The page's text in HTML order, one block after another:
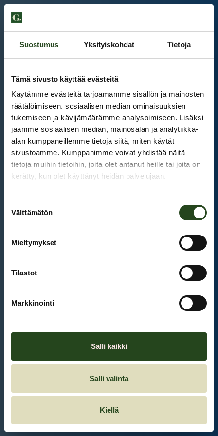
Suostumus Yksityiskohdat Tietoja
Tämä sivusto käyttää evästeitä
Käytämme evästeitä tarjoamamme sisällön ja mainosten
räätälöimiseen, sosiaalisen median ominaisuuksien
tukemiseen ja kävijämäärämme analysoimiseen. Lisäksi
jaamme sosiaalisen median, mainosalan ja analytiikka-
alan kumppaneillemme tietoja siitä, miten käytät
sivustoamme. Kumppanimme voivat yhdistää näitä
tietoja muihin tietoihin, joita olet antanut heille tai joita on
kerätty, kun olet käyttänyt heidän palvelujaan.
valinta
Välttämätön
Mieltymykset
Tilastot
Markkinointi
Salli kaikki
Salli valinta
Kiellä
Kauppakeskus Grani
Et ole kirjautunut sisään.